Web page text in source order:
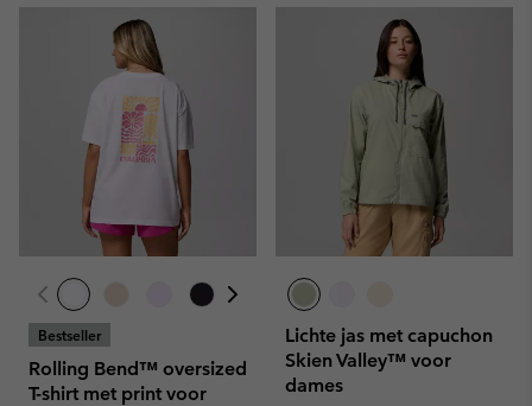
Bestseller
Rolling Bend™ oversized
T-shirt met print voor
Lichte jas met capuchon
Skien Valley™ voor
dames